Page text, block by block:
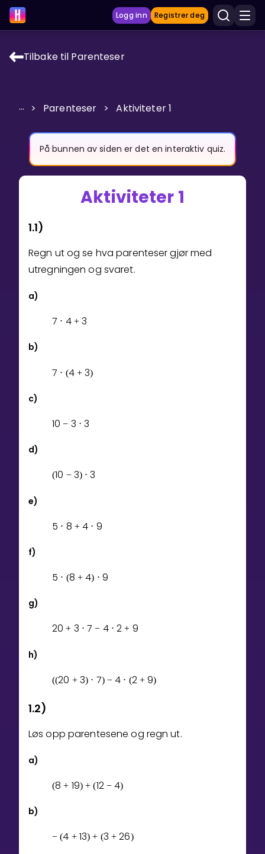
Logg inn Registrer deg
Vis mer
SPILL
Gangetabellen
Vis mer
Velg læreplan
Tilbake til Parenteser
... > Parenteser > Aktiviteter 1
På bunnen av siden er det en interaktiv quiz.
Aktiviteter 1
1.1)
Regn ut og se hva parenteser gjør med
utregningen og svaret.
a)
7 ⋅ 4 + 3
b)
7 ⋅ (4 + 3)
c)
10 − 3 ⋅ 3
d)
(10 − 3) ⋅ 3
e)
5 ⋅ 8 + 4 ⋅ 9
f)
5 ⋅ (8 + 4) ⋅ 9
g)
20 + 3 ⋅ 7 − 4 ⋅ 2 + 9
h)
((20 + 3) ⋅ 7) − 4 ⋅ (2 + 9)
1.2)
Løs opp parentesene og regn ut.
a)
(8 + 19) + (12 − 4)
b)
− (4 + 13) + (3 + 26)